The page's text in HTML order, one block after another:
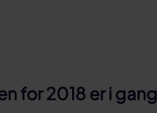
2018 er i